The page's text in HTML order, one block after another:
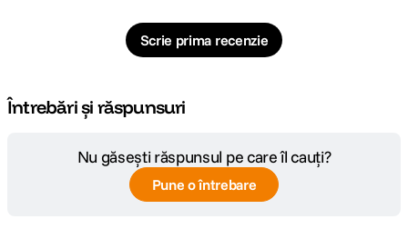
Scrie prima recenzie
Întrebări și răspunsuri
Nu găsești răspunsul pe care îl cauți?
Pune o întrebare